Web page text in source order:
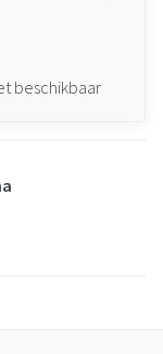
beschikbaar
pagina